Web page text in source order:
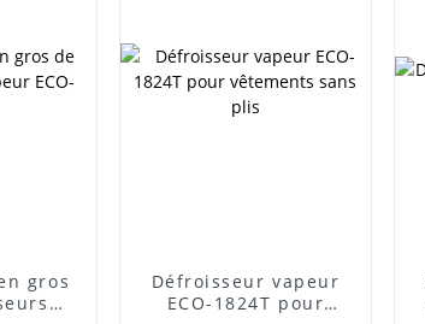
gros
Défroisseur vapeur
ECO-1824T pour